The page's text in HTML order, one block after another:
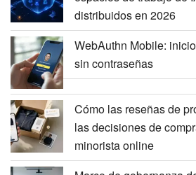
distribuidos en 2026
WebAuthn Mobile:
sin contraseñas
Cómo las reseñas de
las decisiones de
minorista online